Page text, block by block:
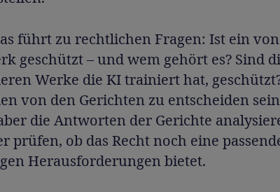
führt zu rechtlichen Fragen: Ist ein
geschützt – und wem gehört es? Sind
Werke die KI trainiert hat,
von den Gerichten zu entscheiden
die Antworten der Gerichte
prüfen, ob das Recht noch eine
Herausforderungen bietet.